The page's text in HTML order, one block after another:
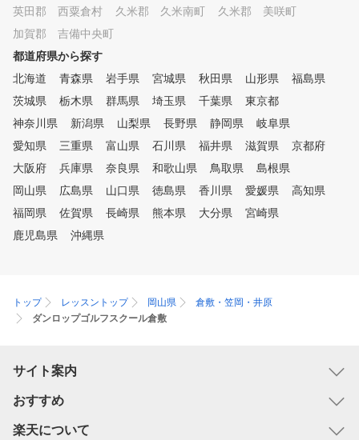
宅でも簡単にできるトレ
がこの部分でスコアをロ
います。スコアアップに
コースマネジメントやメ
トレーニング含めてレッ
英田郡 西粟倉村
久米郡 久米南町
久米郡 美咲町
加賀郡 吉備中央町
都道府県から探す
北海道
青森県 岩手県 宮城県 秋田県 山形県
福島県
茨城県
栃木県 群馬県 埼玉県 千葉県
東京都
神奈川県
新潟県 山梨県 長野県 静岡県
岐阜県
愛知県
三重県 富山県 石川県 福井県 滋賀県
京都府
大阪府
兵庫県 奈良県 和歌山県 鳥取県
島根県
岡山県
広島県 山口県 徳島県 香川県 愛媛県
高知県
福岡県
佐賀県 長崎県 熊本県 大分県
宮崎県
鹿児島県
沖縄県
トップ レッスントップ 岡山県
倉敷・笠岡・井原
ダンロップゴルフスクール倉敷
サイト案内
おすすめ
楽天について